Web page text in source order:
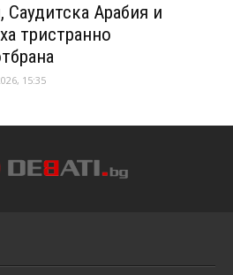
Арабия и
тристранно
15:35